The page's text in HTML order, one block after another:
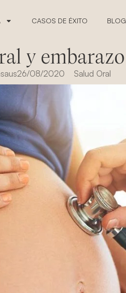
CASOS DE ÉXITO BLOG
y embarazo
26/08/2020 Salud Oral